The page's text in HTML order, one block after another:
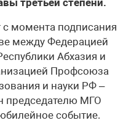
третьей степени.
с момента подписания
между Федерацией
Абхазия и
Профсоюза
и науки РФ –
председателю МГО
событие.